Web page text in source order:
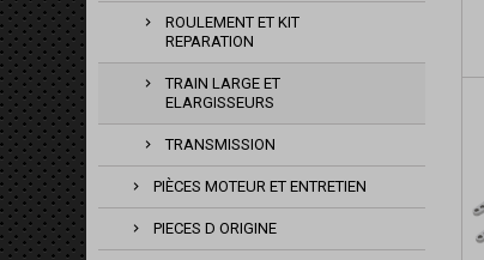
ROULEMENT ET KIT
REPARATION
TRAIN LARGE ET
ELARGISSEURS
TRANSMISSION
PIÈCES MOTEUR ET ENTRETIEN
PIECES D ORIGINE